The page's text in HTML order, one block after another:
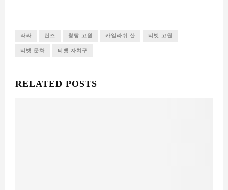
라싸 린즈 창탕 고원 카일라쉬 산 티벳 고원
티벳 문화 티벳 자치구
RELATED POSTS